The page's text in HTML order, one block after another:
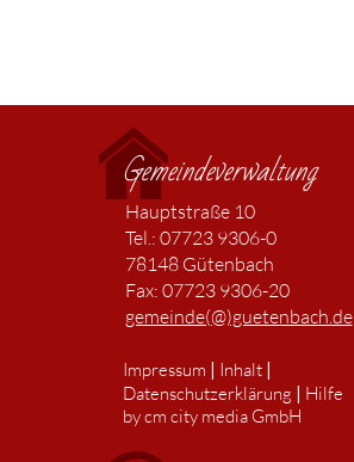
Gemeindeverwaltung
Hauptstraße 10
Tel.: 07723 9306-0
78148 Gütenbach
Fax: 07723 9306-20
gemeinde(@)guetenbach.de
Impressum | Inhalt|
Datenschutzerklärung | Hilfe
by cm city media GmbH